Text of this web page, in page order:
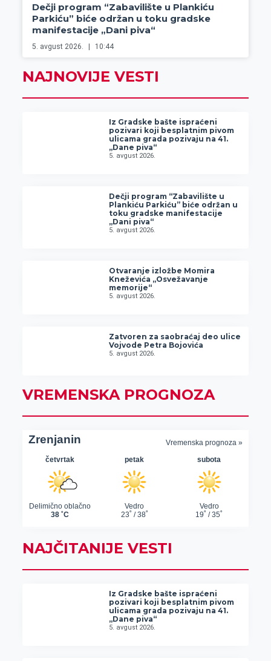
Dečji program “Zabavilište u Plankiću
Parkiću” biće održan u toku gradske
manifestacije „Dani piva“
5. avgust 2026. 10:44
NAJNOVIJE VESTI
Iz Gradske bašte ispraćeni
pozivari koji besplatnim pivom
ulicama grada pozivaju na 41.
„Dane piva“
5. avgust 2026.
Dečji program “Zabavilište u
Plankiću Parkiću” biće održan u
toku gradske manifestacije
„Dani piva“
5. avgust 2026.
Otvaranje izložbe Momira
Kneževića „Osvežavanje
memorije“
5. avgust 2026.
Zatvoren za saobraćaj deo ulice
Vojvode Petra Bojovića
5. avgust 2026.
VREMENSKA PROGNOZA
NAJČITANIJE VESTI
Iz Gradske bašte ispraćeni
pozivari koji besplatnim pivom
ulicama grada pozivaju na 41.
„Dane piva“
5. avgust 2026.